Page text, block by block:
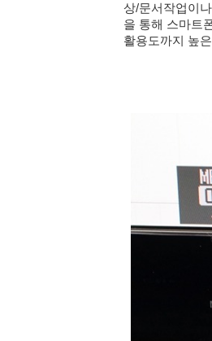
상/문서작업이
을 통해 스마트
활용도까지 높